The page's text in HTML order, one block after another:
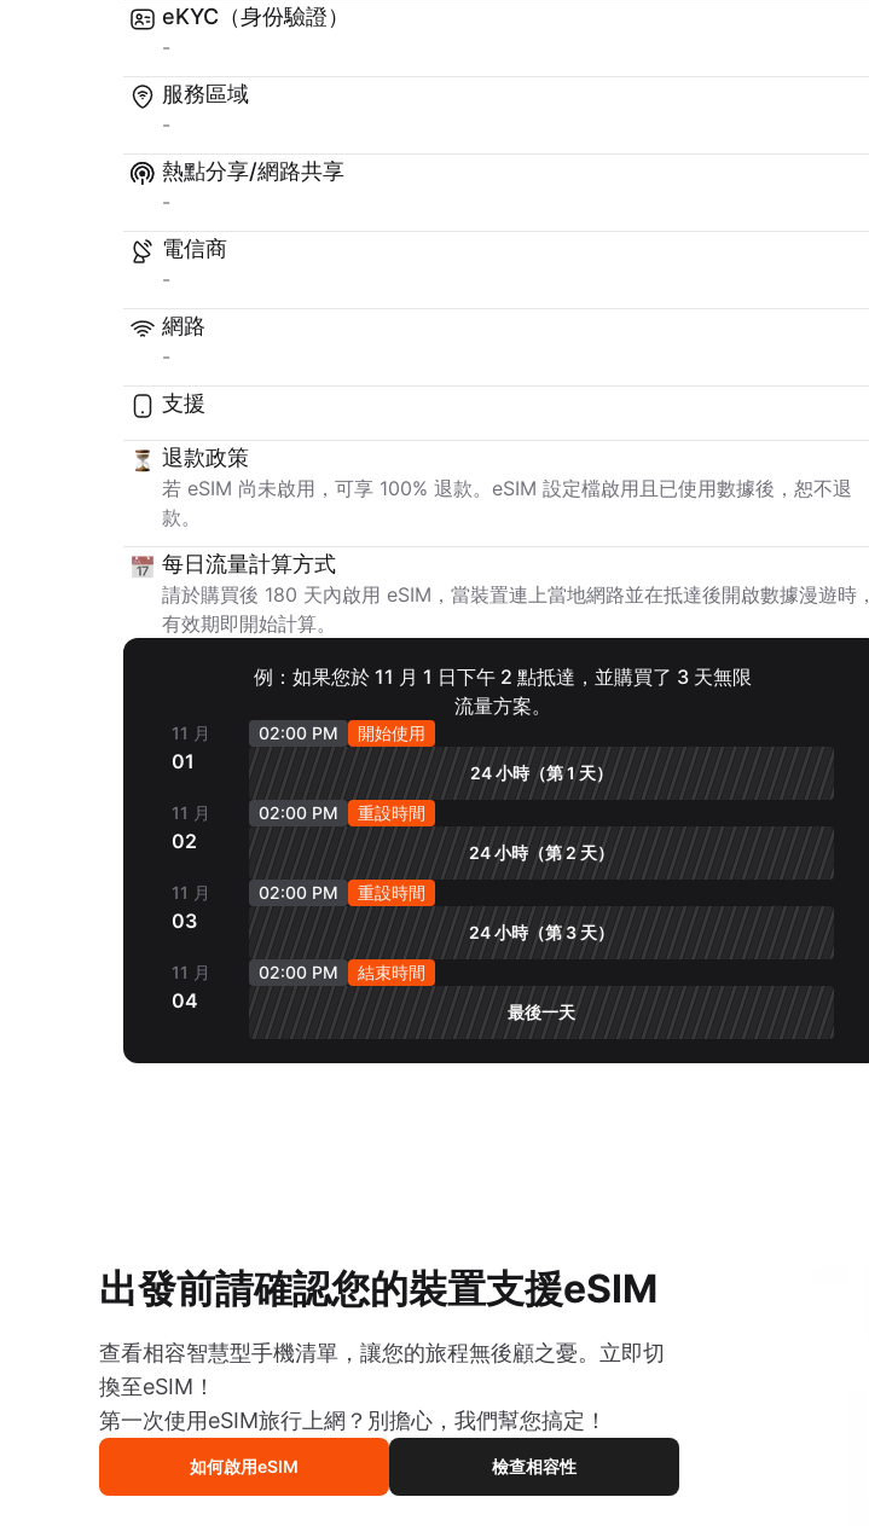
eKYC（身份驗證）
-
服務區域
-
熱點分享/網路共享
-
電信商
-
網路
-
支援
退款政策
若 eSIM 尚未啟用，可享 100% 退款。eSIM 設定檔啟用且已使用數據後，恕不退
款。
每日流量計算方式
請於購買後 180 天內啟用 eSIM，當裝置連上當地網路並在抵達後開啟數據漫遊時，
有效期即開始計算。
例：如果您於 11 月 1 日下午 2 點抵達，並購買了 3 天無限
流量方案。
11 月
01
02:00 PM
開始使用
24 小時（第 1 天）
11 月
02
02:00 PM
重設時間
24 小時（第 2 天）
11 月
03
02:00 PM
重設時間
24 小時（第 3 天）
11 月
04
02:00 PM
結束時間
最後一天
出發前請確認您的裝置支援eSIM
查看相容智慧型手機清單，讓您的旅程無後顧之憂。立即切
換至eSIM！
第一次使用eSIM旅行上網？別擔心，我們幫您搞定！
如何啟用eSIM 檢查相容性